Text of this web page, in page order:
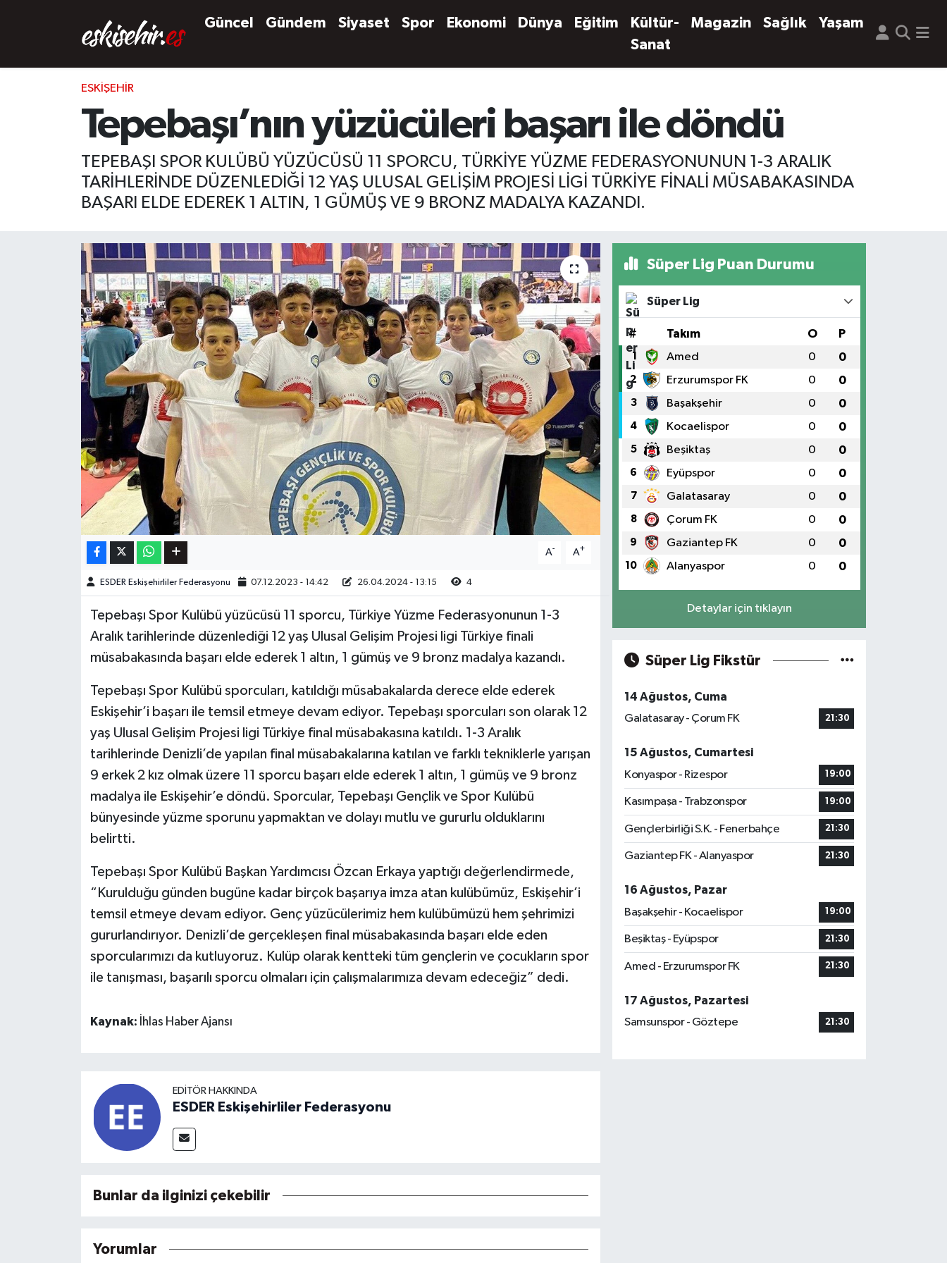
Güncel Gündem Siyaset Spor Ekonomi Dünya Eğitim
Kültür-
Sanat
Magazin Sağlık Yaşam
ESKIŞEHIR
Tepebaşı’nın yüzücüleri başarı ile döndü
TEPEBAŞI SPOR KULÜBÜ YÜZÜCÜSÜ 11 SPORCU, TÜRKİYE YÜZME FEDERASYONUNUN 1-3 ARALIK
TARİHLERİNDE DÜZENLEDİĞİ 12 YAŞ ULUSAL GELİŞİM PROJESİ LİGİ TÜRKİYE FİNALİ MÜSABAKASINDA
BAŞARI ELDE EDEREK 1 ALTIN, 1 GÜMÜŞ VE 9 BRONZ MADALYA KAZANDI.
A- A+
ESDER Eskişehirliler Federasyonu 07.12.2023 - 14:42 26.04.2024 - 13:15 4
Tepebaşı Spor Kulübü yüzücüsü 11 sporcu, Türkiye Yüzme Federasyonunun 1-3
Aralık tarihlerinde düzenlediği 12 yaş Ulusal Gelişim Projesi ligi Türkiye finali
müsabakasında başarı elde ederek 1 altın, 1 gümüş ve 9 bronz madalya kazandı.
Tepebaşı Spor Kulübü sporcuları, katıldığı müsabakalarda derece elde ederek
Eskişehir’i başarı ile temsil etmeye devam ediyor. Tepebaşı sporcuları son olarak 12
yaş Ulusal Gelişim Projesi ligi Türkiye final müsabakasına katıldı. 1-3 Aralık
tarihlerinde Denizli’de yapılan final müsabakalarına katılan ve farklı tekniklerle yarışan
9 erkek 2 kız olmak üzere 11 sporcu başarı elde ederek 1 altın, 1 gümüş ve 9 bronz
madalya ile Eskişehir’e döndü. Sporcular, Tepebaşı Gençlik ve Spor Kulübü
bünyesinde yüzme sporunu yapmaktan ve dolayı mutlu ve gururlu olduklarını
belirtti.
Tepebaşı Spor Kulübü Başkan Yardımcısı Özcan Erkaya yaptığı değerlendirmede,
“Kurulduğu günden bugüne kadar birçok başarıya imza atan kulübümüz, Eskişehir’i
temsil etmeye devam ediyor. Genç yüzücülerimiz hem kulübümüzü hem şehrimizi
gururlandırıyor. Denizli’de gerçekleşen final müsabakasında başarı elde eden
sporcularımızı da kutluyoruz. Kulüp olarak kentteki tüm gençlerin ve çocukların spor
ile tanışması, başarılı sporcu olmaları için çalışmalarımıza devam edeceğiz” dedi.
Kaynak: İhlas Haber Ajansı
EDITÖR HAKKINDA
ESDER Eskişehirliler Federasyonu
Bunlar da ilginizi çekebilir
Yorumlar
Süper Lig Puan Durumu
Süper Lig
# Takım O P
1 Amed 0 0
2 Erzurumspor FK 0 0
3 Başakşehir 0 0
4 Kocaelispor 0 0
5 Beşiktaş 0 0
6 Eyüpspor 0 0
7 Galatasaray 0 0
8 Çorum FK 0 0
9 Gaziantep FK 0 0
10 Alanyaspor 0 0
Detaylar için tıklayın
Süper Lig Fikstür
14 Ağustos, Cuma
Galatasaray - Çorum FK
21:30
15 Ağustos, Cumartesi
Konyaspor - Rizespor
19:00
Kasımpaşa - Trabzonspor 19:00
Gençlerbirliği S.K. - Fenerbahçe 21:30
Gaziantep FK - Alanyaspor 21:30
16 Ağustos, Pazar
Başakşehir - Kocaelispor
19:00
Beşiktaş - Eyüpspor 21:30
Amed - Erzurumspor FK 21:30
17 Ağustos, Pazartesi
Samsunspor - Göztepe
21:30